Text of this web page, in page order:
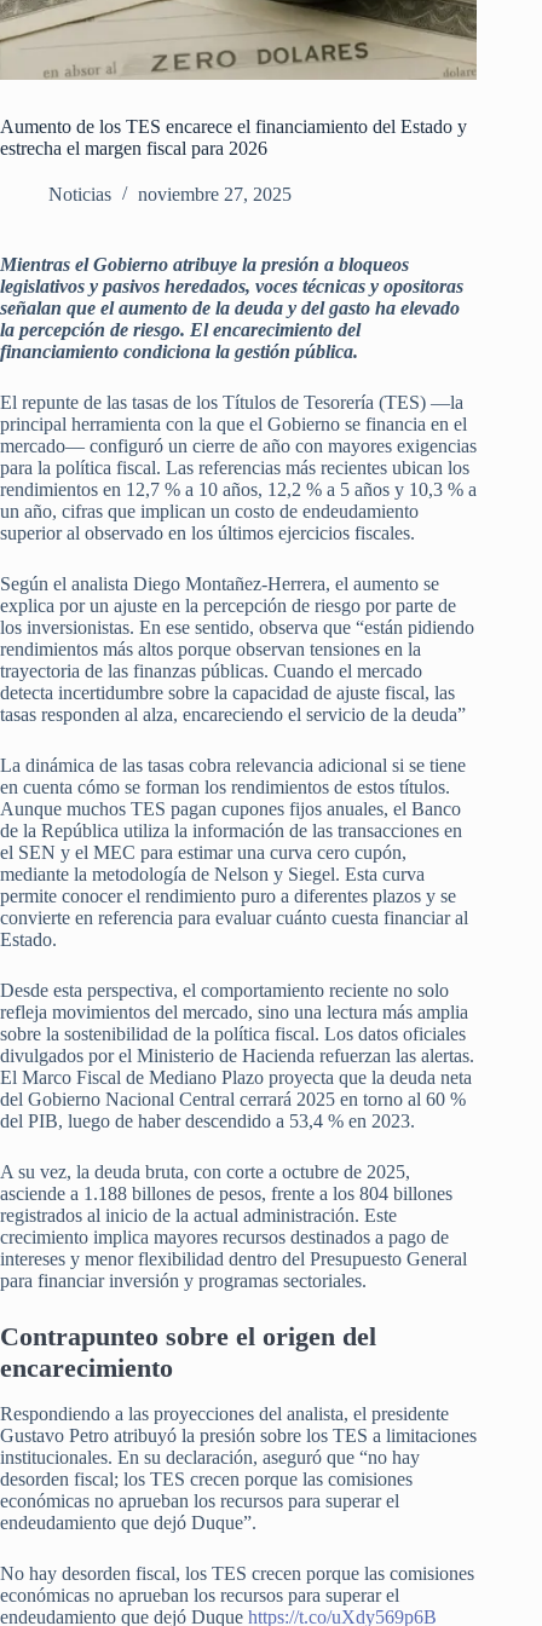
Aumento de los TES encarece el financiamiento del Estado y
estrecha el margen fiscal para 2026
Noticias noviembre 27, 2025
Mientras el Gobierno atribuye la presión a bloqueos
legislativos y pasivos heredados, voces técnicas y opositoras
señalan que el aumento de la deuda y del gasto ha elevado
la percepción de riesgo. El encarecimiento del
financiamiento condiciona la gestión pública.
El repunte de las tasas de los Títulos de Tesorería (TES) —la
principal herramienta con la que el Gobierno se financia en el
mercado— configuró un cierre de año con mayores exigencias
para la política fiscal. Las referencias más recientes ubican los
rendimientos en 12,7 % a 10 años, 12,2 % a 5 años y 10,3 % a
un año, cifras que implican un costo de endeudamiento
superior al observado en los últimos ejercicios fiscales.
Según el analista Diego Montañez-Herrera, el aumento se
explica por un ajuste en la percepción de riesgo por parte de
los inversionistas. En ese sentido, observa que “están pidiendo
rendimientos más altos porque observan tensiones en la
trayectoria de las finanzas públicas. Cuando el mercado
detecta incertidumbre sobre la capacidad de ajuste fiscal, las
tasas responden al alza, encareciendo el servicio de la deuda”
La dinámica de las tasas cobra relevancia adicional si se tiene
en cuenta cómo se forman los rendimientos de estos títulos.
Aunque muchos TES pagan cupones fijos anuales, el Banco
de la República utiliza la información de las transacciones en
el SEN y el MEC para estimar una curva cero cupón,
mediante la metodología de Nelson y Siegel. Esta curva
permite conocer el rendimiento puro a diferentes plazos y se
convierte en referencia para evaluar cuánto cuesta financiar al
Estado.
Desde esta perspectiva, el comportamiento reciente no solo
refleja movimientos del mercado, sino una lectura más amplia
sobre la sostenibilidad de la política fiscal. Los datos oficiales
divulgados por el Ministerio de Hacienda refuerzan las alertas.
El Marco Fiscal de Mediano Plazo proyecta que la deuda neta
del Gobierno Nacional Central cerrará 2025 en torno al 60 %
del PIB, luego de haber descendido a 53,4 % en 2023.
A su vez, la deuda bruta, con corte a octubre de 2025,
asciende a 1.188 billones de pesos, frente a los 804 billones
registrados al inicio de la actual administración. Este
crecimiento implica mayores recursos destinados a pago de
intereses y menor flexibilidad dentro del Presupuesto General
para financiar inversión y programas sectoriales.
Contrapunteo sobre el origen del
encarecimiento
Respondiendo a las proyecciones del analista, el presidente
Gustavo Petro atribuyó la presión sobre los TES a limitaciones
institucionales. En su declaración, aseguró que “no hay
desorden fiscal; los TES crecen porque las comisiones
económicas no aprueban los recursos para superar el
endeudamiento que dejó Duque”.
No hay desorden fiscal, los TES crecen porque las comisiones
económicas no aprueban los recursos para superar el
endeudamiento que dejó Duque https://t.co/uXdy569p6B